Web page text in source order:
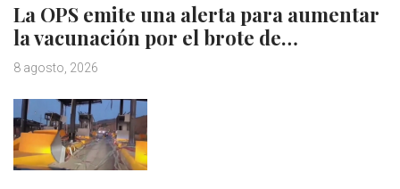
La OPS emite una alerta para aumentar
la vacunación por el brote de…
8 agosto, 2026